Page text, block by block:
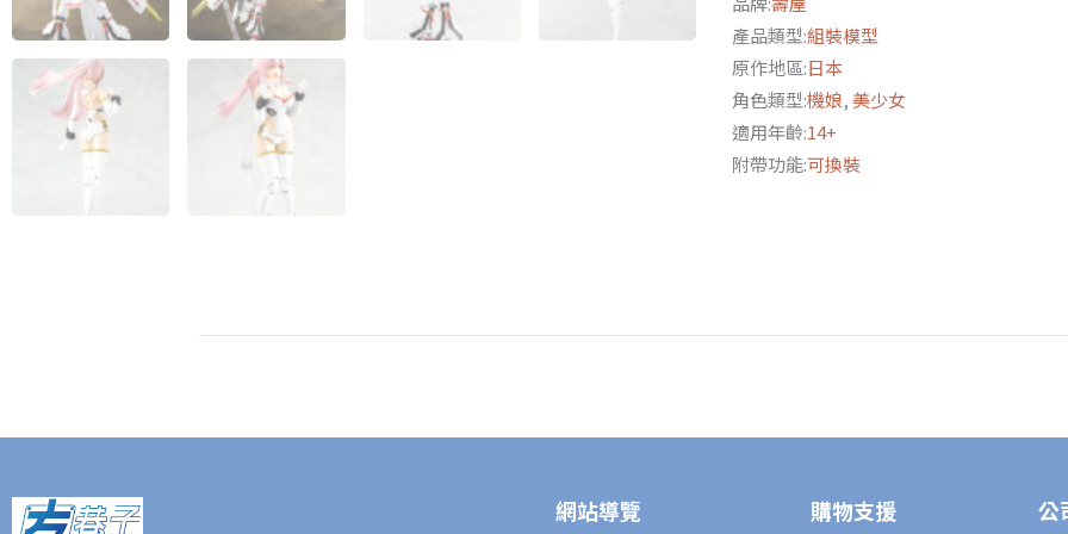
照
大
神
輕
裝
版
產品類型:組裝模型
原作地區:日本
角色類型:機娘,美少女
適用年齡:14+
附帶功能:可換裝
網站導覽 購物支援 公